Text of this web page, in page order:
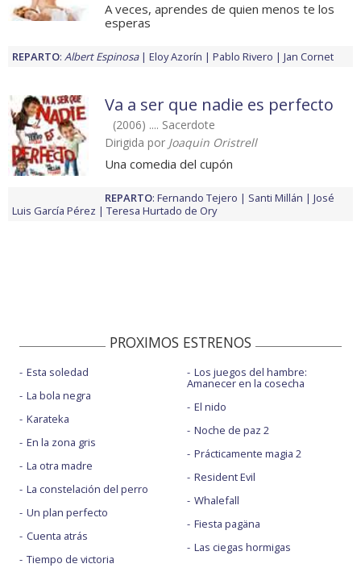
A veces, aprendes de quien menos te los
esperas
REPARTO: Albert Espinosa Eloy Azorín Pablo Rivero Jan Cornet
Va a ser que nadie es perfecto
(2006) .... Sacerdote
Dirigida por Joaquin Oristrell
Una comedia del cupón
REPARTO: Fernando Tejero Santi Millán
José
Luis García Pérez
Teresa Hurtado de Ory
PROXIMOS ESTRENOS
Esta soledad
La bola negra
Karateka
En la zona gris
La otra madre
La constelación del perro
Un plan perfecto
Cuenta atrás
Tiempo de victoria
Los juegos del hambre:
Amanecer en la cosecha
El nido
Noche de paz 2
Prácticamente magia 2
Resident Evil
Whalefall
Fiesta pagäna
Las ciegas hormigas